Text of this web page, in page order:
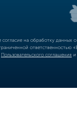
согласие на обработку
Пользовательского соглашения и